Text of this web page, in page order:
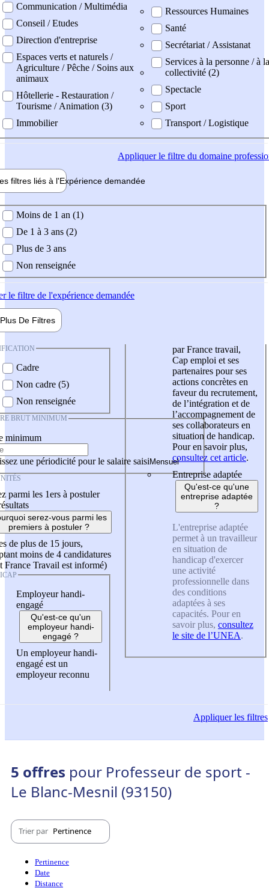
Communication / Multimédia
Conseil / Etudes
Direction d'entreprise
Espaces verts et naturels /
Agriculture / Pêche / Soins aux
animaux
Hôtellerie - Restauration /
Tourisme / Animation (3)
Immobilier
Ressources Humaines
Santé
Secrétariat / Assistanat
Services à la personne / à la
collectivité (2)
Spectacle
Sport
Transport / Logistique
Appliquerle filtre du domaine
filtres liés à l'Expérience demandée
demandée
Moins de 1 an (1)
De 1 à 3 ans (2)
Plus de 3 ans
Non renseignée
le filtre de l'expérience demandée
Plus De Filtres
Cadre
Non cadre (5)
Non renseignée
BRUT MINIMUM
minimum
une périodicité pour le salaire saisi
parmi les 1ers à postuler
serez-vous parmi les
premiers à postuler ?
de plus de 15 jours,
moins de 4 candidatures
France Travail est informé)
Employeur handi-
engagé
Qu'est-ce qu'un
employeur handi-
engagé ?
Un employeur handi-
engagé est un
employeur reconnu
par France travail,
Cap emploi et ses
partenaires pour ses
actions concrètes en
faveur du recrutement,
de l’intégration et de
l’accompagnement de
ses collaborateurs en
situation de handicap.
Pour en savoir plus,
consultez cet article.
Entreprise adaptée
Qu'est-ce qu'une
entreprise adaptée
?
L'entreprise adaptée
permet à un travailleur
en situation de
handicap d'exercer
une activité
professionnelle dans
des conditions
adaptées à ses
capacités. Pour en
savoir plus, consultez
le site de l’UNEA.
Appliquerles filtres
5 offres pour Professeur de sport -
Le Blanc-Mesnil (93150)
Trier par Pertinence
Pertinence
Date
Distance